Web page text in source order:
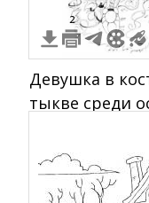
2
Девушка в
тыкве среди